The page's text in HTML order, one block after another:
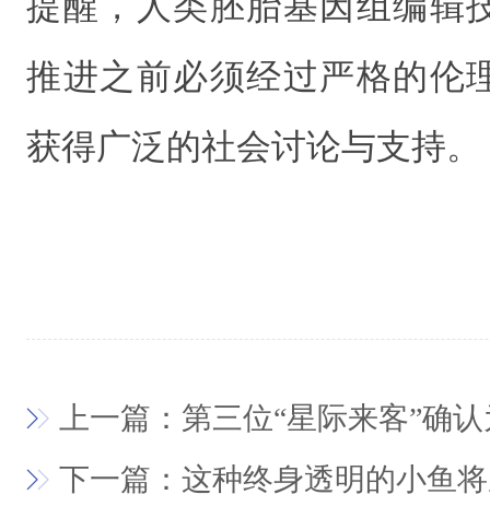
推进之前必须经过严格的伦
获得广泛的社会讨论与支
上一篇：第三位“星际来客”确
下一篇：这种终身透明的小鱼